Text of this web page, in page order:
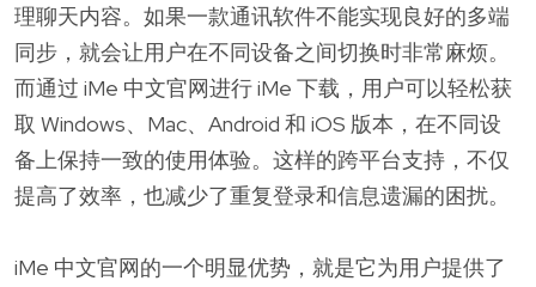
理聊天内容。如果一款通讯软件不能实现良好的多端
同步，就会让用户在不同设备之间切换时非常麻烦。
而通过 iMe 中文官网进行 iMe 下载，用户可以轻松获
取 Windows、Mac、Android 和 iOS 版本，在不同设
备上保持一致的使用体验。这样的跨平台支持，不仅
提高了效率，也减少了重复登录和信息遗漏的困扰。
iMe 中文官网的一个明显优势，就是它为用户提供了